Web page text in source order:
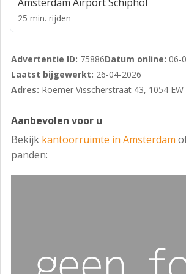
richting Amsterdam CS, Amsterdam
5 parkeerplaatsen op het terrein bij
*Huurprijs dient te worden
Huurprijsbetaling
Huurprijsaanpassing
25 min. rijden
Advertentie ID: 75886Datum online: 06-
Laatst bijgewerkt: 26-04-2026
Adres: Roemer Visscherstraat 43, 1054
Aanbevolen voor u
Bekijk kantoorruimte in Amsterdam
panden: